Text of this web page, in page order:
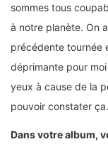
sommes tous
à notre planète. On a
précédente tournée
déprimante pour
yeux à cause de la
pouvoir constater ça.
Dans votre album,